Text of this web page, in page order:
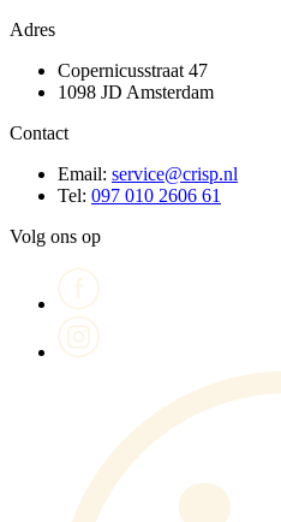
Adres
Copernicusstraat 47
1098 JD Amsterdam
Contact
Email: service@crisp.nl
Tel: 097 010 2606 61
Volg ons op